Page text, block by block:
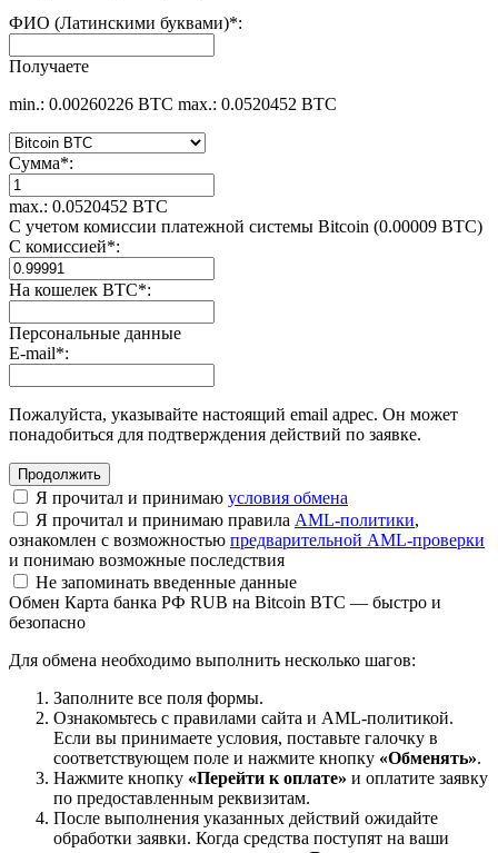
ФИО (Латинскими буквами)*:
Получаете
min.: 0.00260226 BTC max.: 0.0520452 BTC
Сумма*:
max.: 0.0520452 BTC
С учетом комиссии платежной системы Bitcoin (0.00009 BTC)
С комиссией*:
На кошелек BTC*:
Персональные данные
E-mail*:
Пожалуйста, указывайте настоящий email адрес. Он может
понадобиться для подтверждения действий по заявке.
Я прочитал и принимаю условия обмена
Я прочитал и принимаю правила AML-политики,
ознакомлен с возможностью предварительной AML-проверки
и понимаю возможные последствия
Не запоминать введенные данные
Обмен Карта банка РФ RUB на Bitcoin BTC — быстро и
безопасно
Для обмена необходимо выполнить несколько шагов:
Заполните все поля формы.
Ознакомьтесь с правилами сайта и AML-политикой.
Если вы принимаете условия, поставьте галочку в
соответствующем поле и нажмите кнопку «Обменять».
Нажмите кнопку «Перейти к оплате» и оплатите заявку
по предоставленным реквизитам.
После выполнения указанных действий ожидайте
обработки заявки. Когда средства поступят на ваши